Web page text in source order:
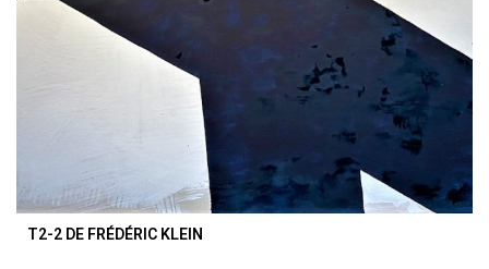
T2-2 DE FRÉDÉRIC KLEIN